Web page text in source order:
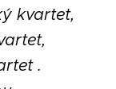
kvartet,
.